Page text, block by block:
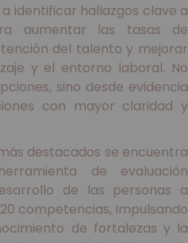
identificar hallazgos clave a
aumentar las tasas de
del talento y mejorar
y el entorno laboral. No
sino desde evidencia
con mayor claridad y
destacados se encuentra
de evaluación
de las personas a
competencias, impulsando
de fortalezas y la